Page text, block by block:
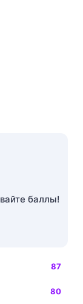
баллы!
87
80